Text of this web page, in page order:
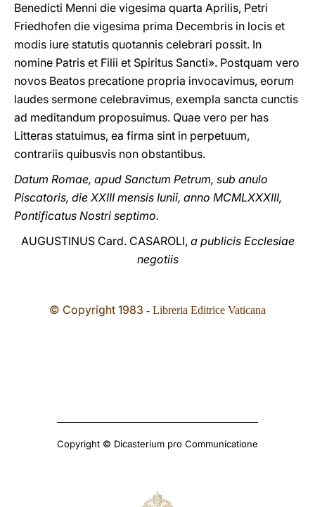
Benedicti Menni die vigesima quarta Aprilis, Petri
Friedhofen die vigesima prima Decembris in locis et
modis iure statutis quotannis celebrari possit. In
nomine Patris et Filii et Spiritus Sancti». Postquam vero
novos Beatos precatione propria invocavimus, eorum
laudes sermone celebravimus, exempla sancta cunctis
ad meditandum proposuimus. Quae vero per has
Litteras statuimus, ea firma sint in perpetuum,
contrariis quibusvis non obstantibus.
Datum Romae, apud Sanctum Petrum, sub anulo
Piscatoris, die XXIII mensis Iunii, anno MCMLXXXIII,
Pontificatus Nostri septimo.
AUGUSTINUS Card. CASAROLI, a publicis Ecclesiae
negotiis
© Copyright 1983 - Libreria Editrice Vaticana
Copyright © Dicasterium pro Communicatione